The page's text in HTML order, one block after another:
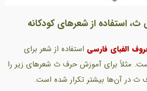
استفاده از شعرهای کودکانه
الفبای فارسی استفاده از شعر برای
مثلاً برای آموزش حرف ث شعرهای زیر را
ث در آن‌ها بیشتر تکرار شده است.